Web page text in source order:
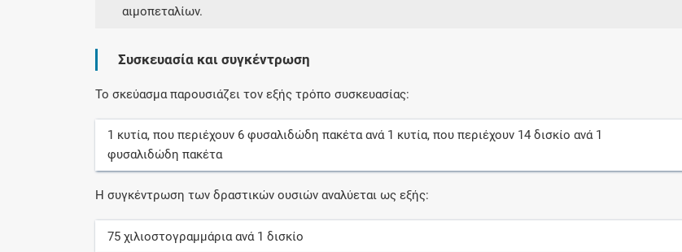
αιμοπεταλίων.
Συσκευασία και συγκέντρωση
Το σκεύασμα παρουσιάζει τον εξής τρόπο συσκευασίας:
1 κυτία, που περιέχουν 6 φυσαλιδώδη πακέταανά 1 κυτία, που περιέχουν 14 δισκίο ανά 1
φυσαλιδώδη πακέτα
Η συγκέντρωση των δραστικών ουσιών αναλύεται ως εξής:
75 χιλιοστογραμμάριαανά 1 δισκίο